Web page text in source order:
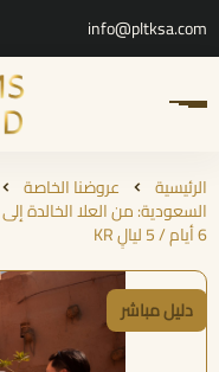
info@pltksa.com
الرئيسية عروضنا الخاصة
السعودية: من العلا الخالدة
6 أيام / 5 ليالٍ KR
دليل مباشر